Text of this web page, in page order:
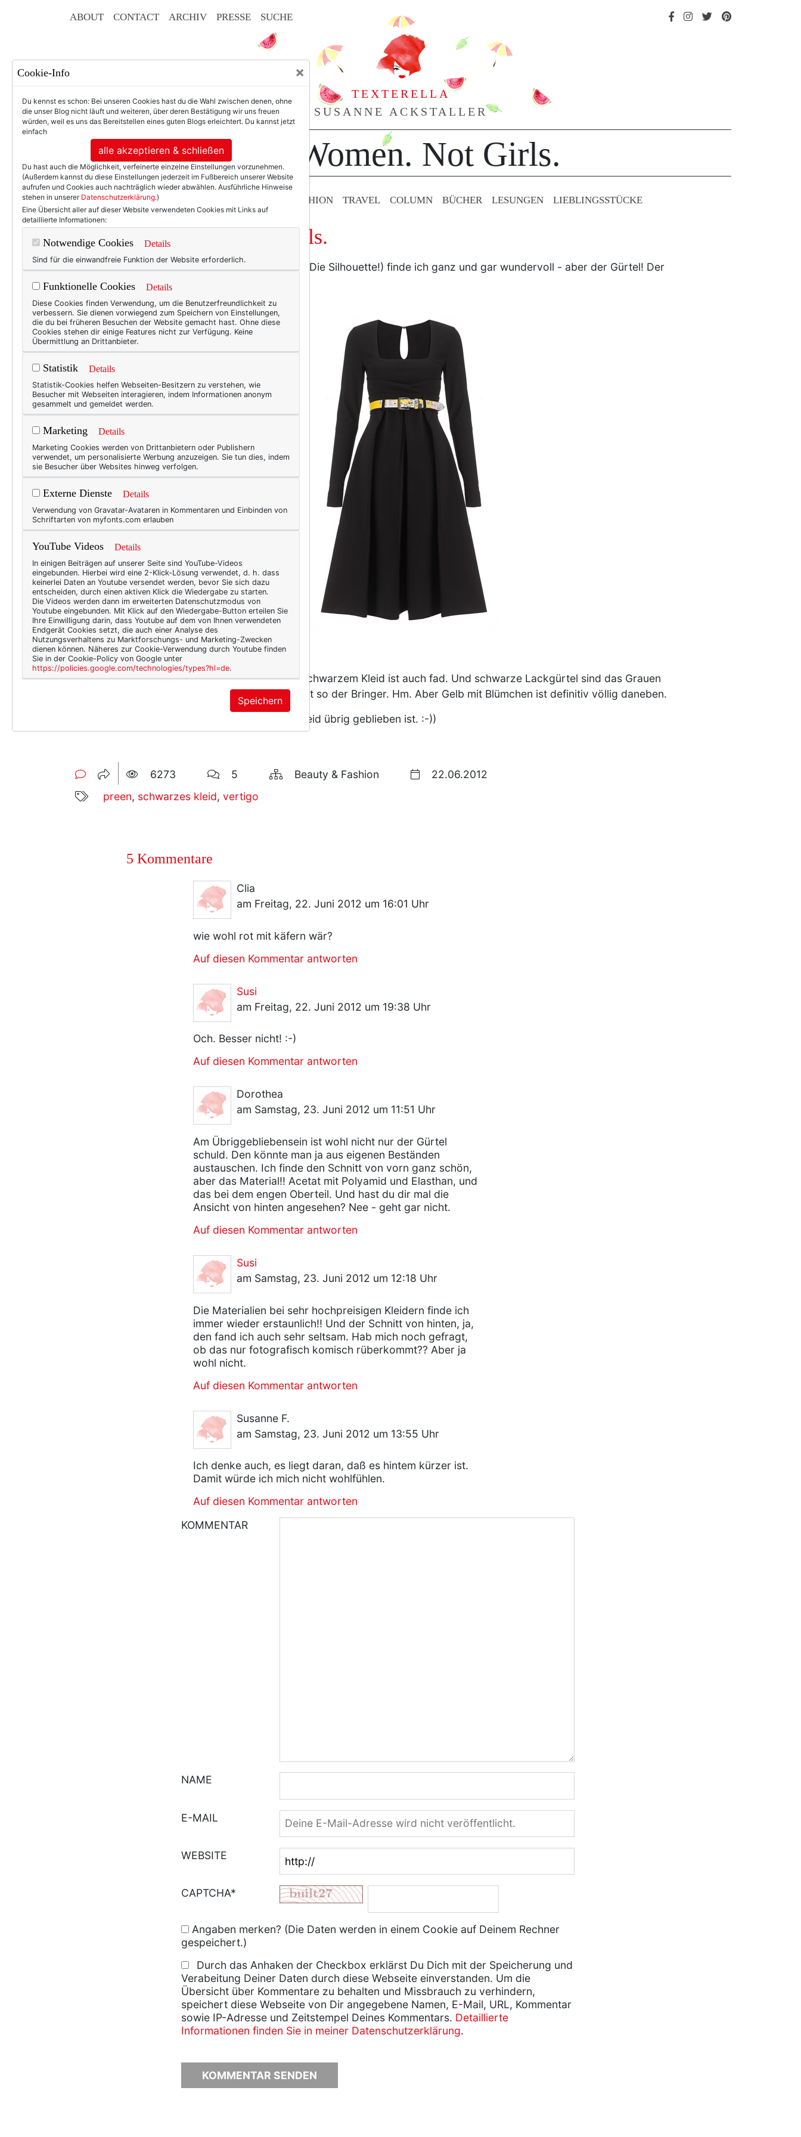
ABOUT CONTACT ARCHIV PRESSE SUCHE
TEXTERELLA
SUSANNE ACKSTALLER
For Women. Not Girls.
BEAUTY & FASHION TRAVEL COLUMN BÜCHER LESUNGEN LIEBLINGS­STÜCKE
Eine Frage des Gürtels.
Das Kleid (der Ausschnitt! Die Ärmel! Die Silhouette!) finde ich ganz und gar wundervoll - aber der Gürtel! Der
Gürtel!!
(Foto/Kaufen:Avenue 32)
Andererseits: schwarzer Gürtel auf schwarzem Kleid ist auch fad. Und schwarze Lackgürtel sind das Grauen
selbst. Knallrot? Grasgrün? Auch nicht so der Bringer. Hm. Aber Gelb mit Blümchen ist definitiv völlig daneben.
Langsam verstehe ich, warum das Kleid übrig geblieben ist. :-))
6273 5 Beauty & Fashion
22.06.2012
preen, schwarzes kleid, vertigo
5 Kommentare
Clia
am Freitag, 22. Juni 2012 um 16:01 Uhr
wie wohl rot mit käfern wär?
Auf diesen Kommentar antworten
Susi
am Freitag, 22. Juni 2012 um 19:38 Uhr
Och. Besser nicht! :-)
Auf diesen Kommentar antworten
Dorothea
am Samstag, 23. Juni 2012 um 11:51 Uhr
Am Übriggebliebensein ist wohl nicht nur der Gürtel
schuld. Den könnte man ja aus eigenen Beständen
austauschen. Ich finde den Schnitt von vorn ganz schön,
aber das Material!! Acetat mit Polyamid und Elasthan, und
das bei dem engen Oberteil. Und hast du dir mal die
Ansicht von hinten angesehen? Nee - geht gar nicht.
Auf diesen Kommentar antworten
Susi
am Samstag, 23. Juni 2012 um 12:18 Uhr
Die Materialien bei sehr hochpreisigen Kleidern finde ich
immer wieder erstaunlich!! Und der Schnitt von hinten, ja,
den fand ich auch sehr seltsam. Hab mich noch gefragt,
ob das nur fotografisch komisch rüberkommt?? Aber ja
wohl nicht.
Auf diesen Kommentar antworten
Susanne F.
am Samstag, 23. Juni 2012 um 13:55 Uhr
Ich denke auch, es liegt daran, daß es hintem kürzer ist.
Damit würde ich mich nicht wohlfühlen.
Auf diesen Kommentar antworten
KOMMENTAR
NAME
E-MAIL
WEBSITE
CAPTCHA*
Angaben merken? (Die Daten werden in einem Cookie auf Deinem Rechner
gespeichert.)
Durch das Anhaken der Checkbox erklärst Du Dich mit der Speicherung und
Verabeitung Deiner Daten durch diese Webseite einverstanden. Um die
Übersicht über Kommentare zu behalten und Missbrauch zu verhindern,
speichert diese Webseite von Dir angegebene Namen, E-Mail, URL, Kommentar
sowie IP-Adresse und Zeitstempel Deines Kommentars. Detaillierte
Informationen finden Sie in meiner Datenschutzerklärung.
Cookie-Info ×
Du kennst es schon: Bei unseren Cookies hast du die Wahl zwischen denen, ohne
die unser Blog nicht läuft und weiteren, über deren Bestätigung wir uns freuen
würden, weil es uns das Bereitstellen eines guten Blogs erleichtert. Du kannst jetzt
einfach
alle akzeptieren & schließen
Du hast auch die Möglichkeit, verfeinerte einzelne Einstellungen vorzunehmen.
(Außerdem kannst du diese Einstellungen jederzeit im Fußbereich unserer Website
aufrufen und Cookies auch nachträglich wieder abwählen. Ausführliche Hinweise
stehen in unserer Datenschutzerklärung.)
Eine Übersicht aller auf dieser Website verwendeten Cookies mit Links auf
detaillierte Informationen:
Notwendige Cookies Details
Sind für die einwandfreie Funktion der Website erforderlich.
Funktionelle Cookies Details
Diese Cookies finden Verwendung, um die Benutzerfreundlichkeit zu
verbessern. Sie dienen vorwiegend zum Speichern von Einstellungen,
die du bei früheren Besuchen der Website gemacht hast. Ohne diese
Cookies stehen dir einige Features nicht zur Verfügung. Keine
Übermittlung an Drittanbieter.
Statistik Details
Statistik-Cookies helfen Webseiten-Besitzern zu verstehen, wie
Besucher mit Webseiten interagieren, indem Informationen anonym
gesammelt und gemeldet werden.
Marketing Details
Marketing Cookies werden von Drittanbietern oder Publishern
verwendet, um personalisierte Werbung anzuzeigen. Sie tun dies, indem
sie Besucher über Websites hinweg verfolgen.
Externe Dienste Details
Verwendung von Gravatar-Avataren in Kommentaren und Einbinden von
Schriftarten von myfonts.com erlauben
YouTube Videos Details
In einigen Beiträgen auf unserer Seite sind YouTube-Videos
eingebunden. Hierbei wird eine 2-Klick-Lösung verwendet, d. h. dass
keinerlei Daten an Youtube versendet werden, bevor Sie sich dazu
entscheiden, durch einen aktiven Klick die Wiedergabe zu starten.
Die Videos werden dann im erweiterten Datenschutzmodus von
Youtube eingebunden. Mit Klick auf den Wiedergabe-Button erteilen Sie
Ihre Einwilligung darin, dass Youtube auf dem von Ihnen verwendeten
Endgerät Cookies setzt, die auch einer Analyse des
Nutzungsverhaltens zu Marktforschungs- und Marketing-Zwecken
dienen können. Näheres zur Cookie-Verwendung durch Youtube finden
Sie in der Cookie-Policy von Google unter
https://policies.google.com/technologies/types?hl=de.
Speichern